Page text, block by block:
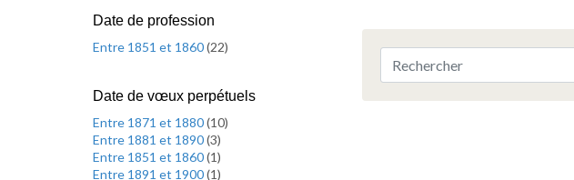
Date de profession
Entre 1851 et 1860(22)
Date de vœux perpétuels
Entre 1871 et 1880(10)
Entre 1881 et 1890(3)
Entre 1851 et 1860(1)
Entre 1891 et 1900(1)